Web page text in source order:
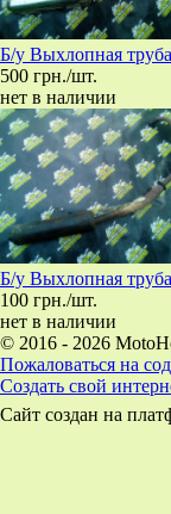
Б/у Выхлопная
500 грн./шт.
нет в наличии
Б/у Выхлопная
100 грн./шт.
нет в наличии
© 2016 - 2026
Пожаловаться на
Создать свой
Сайт создан на